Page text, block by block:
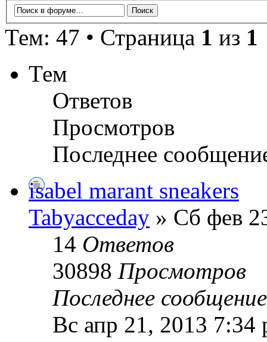
Тем: 47 • Страница 1 из 1
Тем
Ответов
Просмотров
Последнее
isabel marant sneakers
Tabyacceday » Сб фев
14 Ответов
30898 Просмотров
Последнее
Вс апр 21, 2013 7:34